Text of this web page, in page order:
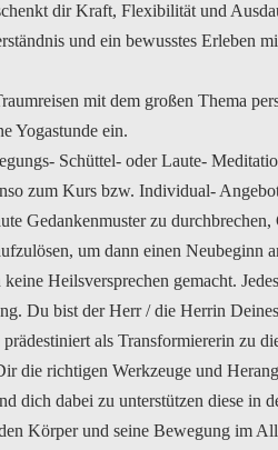
dir Kraft, Flexibilität und
und ein bewusstes Erleben
mit dem großen Thema
Yogastunde ein.
Schüttel- oder Laute-
zum Kurs bzw. Individual-
Gedankenmuster zu
um dann einen Neubeginn
Heilsversprechen gemacht.
Du bist der Herr / die Herrin
als Transformiererin zu
die richtigen Werkzeuge und
dich dabei zu unterstützen diese in
Körper und seine Bewegung im